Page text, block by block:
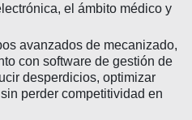
el ámbito médico y
avanzados de mecanizado,
con software de gestión de
desperdicios, optimizar
perder competitividad en